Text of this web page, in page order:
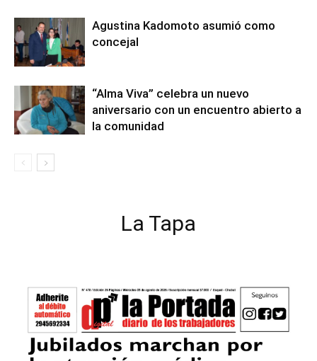
Agustina Kadomoto asumió como
concejal
“Alma Viva” celebra un nuevo
aniversario con un encuentro abierto a
la comunidad
La Tapa